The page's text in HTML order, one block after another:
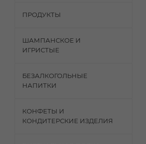
ПРОДУКТЫ
ШАМПАНСКОЕ И
ИГРИСТЫЕ
БЕЗАЛКОГОЛЬНЫЕ
НАПИТКИ
КОНФЕТЫ И
КОНДИТЕРСКИЕ ИЗДЕЛИЯ